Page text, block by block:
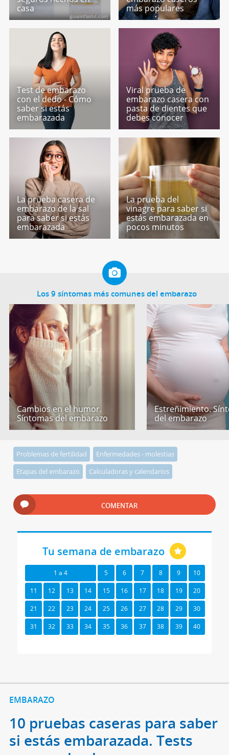
casa
más populares
Test de embarazo
con el dedo - Cómo
saber si estás
embarazada
Viral prueba de
embarazo casera con
pasta de dientes que
debes conocer
La prueba casera de
embarazo de la sal
para saber si estás
embarazada
La prueba del
vinagre para saber si
estás embarazada en
pocos minutos
Los 9 síntomas más comunes del embarazo
Cambios en el humor.
Síntomas del embarazo
Estreñimiento.
del embarazo
Problemas de fertilidad
Enfermedades - molestias
Etapas del embarazo
Calculadoras y calendarios
COMENTAR
Tu semana de embarazo
1 a 4 5 6 7 8 9 10
11 12 13 14 15 16 17 18 19 20
21 22 23 24 25 26 27 28 29 30
31 32 33 34 35 36 37 38 39 40
EMBARAZO
10 pruebas caseras para saber
si estás embarazada. Tests